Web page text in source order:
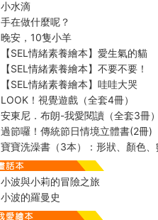
小水滴
手在做什麼呢？
晚安，10隻小羊
【SEL情緒素養繪本】愛生氣的貓
【SEL情緒素養繪本】不要不要！
【SEL情緒素養繪本】哇哇大哭
LOOK！視覺遊戲（全套4冊）
安東尼．布朗-我愛閱讀（全套3冊
過節囉！傳統節日情境立體書(2冊)
寶寶洗澡書（3本）：形狀、顏色、
小波與小莉的冒險之旅
小波的羅曼史